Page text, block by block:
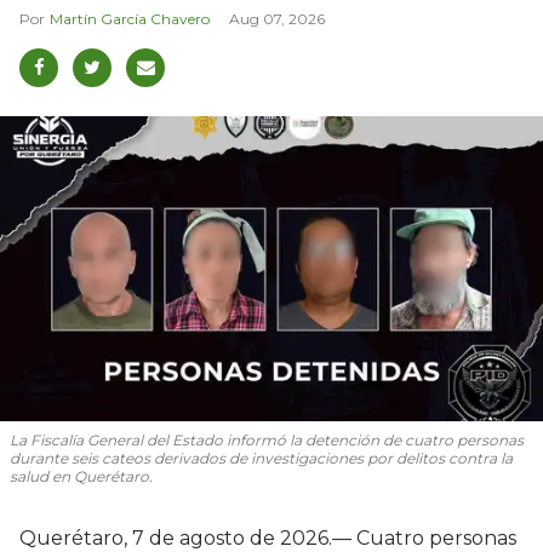
Martín García Chavero Aug 07, 2026
La Fiscalía General del Estado informó la detención de cuatro personas
durante seis cateos derivados de investigaciones por delitos contra la
salud en Querétaro.
Querétaro, 7 de agosto de 2026.— Cuatro personas